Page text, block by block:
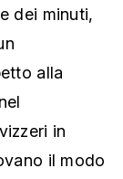
dei minuti,
alla
in
il modo